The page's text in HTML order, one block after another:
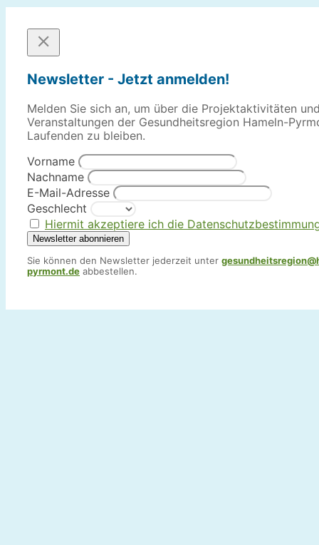
Newsletter - Jetzt anmelden!
Melden Sie sich an, um über die Projektaktivitäten
Veranstaltungen der Gesundheitsregion Hameln-
Laufenden zu bleiben.
Vorname
Nachname
E-Mail-Adresse
Geschlecht
Hiermit akzeptiere ich die
Sie können den Newsletter jederzeit unter
pyrmont.de abbestellen.